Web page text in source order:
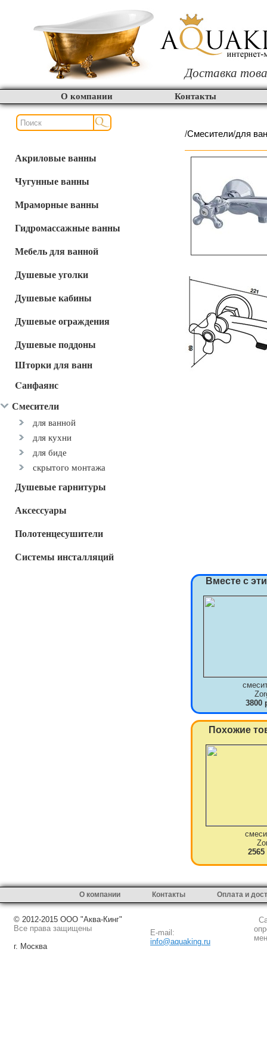
Доставка
О компании Контакты
Акриловые ванны
Чугунные ванны
Мраморные ванны
Гидромассажные ванны
Мебель для ванной
Душевые уголки
Душевые кабины
Душевые ограждения
Душевые поддоны
Шторки для ванн
Cанфаянс
Смесители
для ванной
для кухни
для биде
скрытого монтажа
Душевые гарнитуры
Аксессуары
Полотенцесушители
Системы инсталляций
/Смесители/для
Вместе с
3800
Похожие
2565
О компании Контакты Оплата и
© 2012-2015 ООО "Аква-Кинг"
Все права защищены
г. Москва
E-mail:
info@aquaking.ru